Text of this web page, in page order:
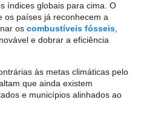
índices globais para cima. O
os países já reconhecem a
os combustíveis fósseis
e dobrar a eficiência
às metas climáticas pelo
que ainda existem
e municípios alinhados ao